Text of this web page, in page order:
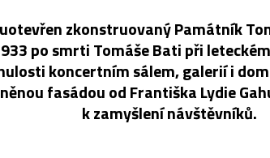
zkonstruovaný Památník
po smrti Tomáše Bati při
koncertním sálem, galerií i
fasádou od Františka Lydie
k zamyšlení návštěvníků.